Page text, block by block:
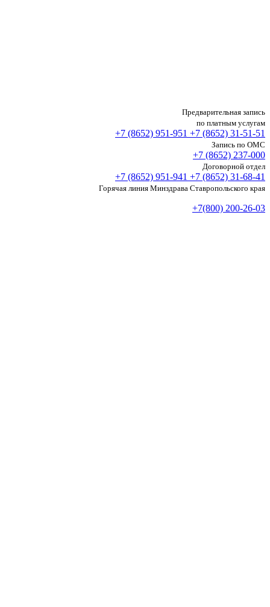
Предварительная запись
по платным услугам
+7 (8652) 951-951 +7 (8652) 31-51-51
Запись по ОМС
+7 (8652) 237-000
Договорной отдел
+7 (8652) 951-941 +7 (8652) 31-68-41
Горячая линия Минздрава Ставропольского края
+7(800) 200-26-03